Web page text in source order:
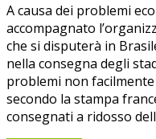
A causa dei problemi
accompagnato
che si disputerà in
nella consegna degli
problemi non
secondo la stampa
consegnati a ridosso